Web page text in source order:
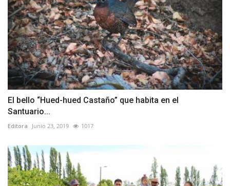
El bello “Hued-hued Castaño” que habita en el
Santuario...
Editora Junio 23, 2019 1017